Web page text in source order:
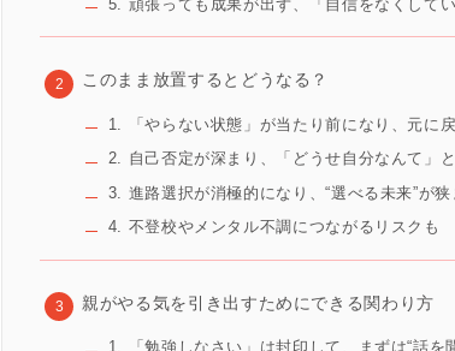
5. 頑張っても成果が出ず、「自信をなくしてい
このまま放置するとどうなる？
1. 「やらない状態」が当たり前になり、元に
2. 自己否定が深まり、「どうせ自分なんて」
3. 進路選択が消極的になり、“選べる未来”が狭
4. 不登校やメンタル不調につながるリスクも
親がやる気を引き出すためにできる関わり方